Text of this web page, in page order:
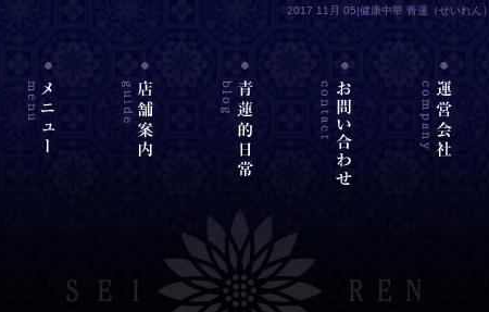
2017 11月 05|健康中華 青蓮（せいれん）